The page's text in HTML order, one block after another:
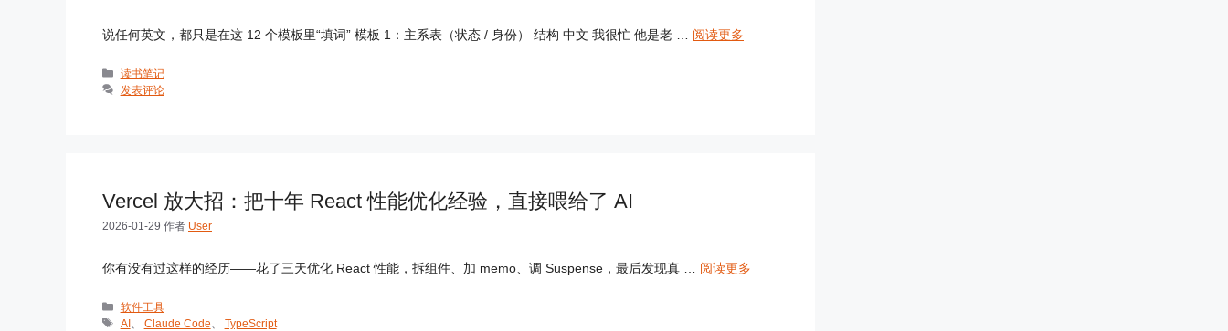
说任何英文，都只是在这 12 个模板里“填词” 模板 1：主系表（状态 / 身份） 结构 中文 我很忙 他是老 … 阅读更多
分
类
读书笔记
发表评论
Vercel 放大招：把十年 React 性能优化经验，直接喂给了 AI
2026-01-29 作者 User
你有没有过这样的经历——花了三天优化 React 性能，拆组件、加 memo、调 Suspense，最后发现真 … 阅读更多
分
类
软件工具
标
AI、 Claude Code、 TypeScript